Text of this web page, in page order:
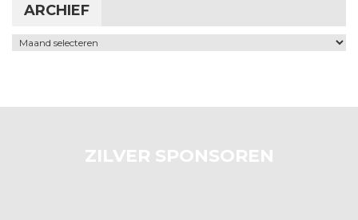
ARCHIEF
Archief
ZILVER SPONSOREN